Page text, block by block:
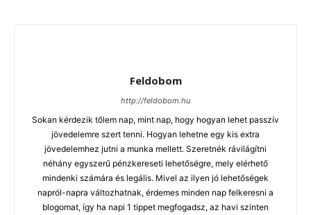
Feldobom
http://feldobom.hu
Sokan kérdezik tőlem nap, mint nap, hogy hogyan lehet passzív
jövedelemre szert tenni. Hogyan lehetne egy kis extra
jövedelemhez jutni a munka mellett. Szeretnék rávilágítni
néhány egyszerű pénzkereseti lehetőségre, mely elérhető
mindenki számára és legális. Mivel az ilyen jó lehetőségek
napról-napra változhatnak, érdemes minden nap felkeresni a
blogomat, így ha napi 1 tippet megfogadsz, az havi szinten